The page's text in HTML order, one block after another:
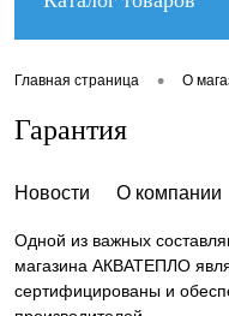
Главная страница • О
Гарантия
Новости О компании
Одной из важных
магазина АКВАТЕПЛО
сертифицированы и